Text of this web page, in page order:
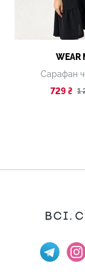
WEAR
Сарафан
729 ₴ 1